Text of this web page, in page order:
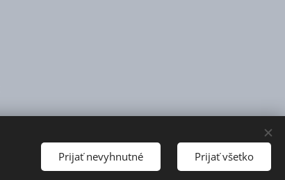
Prijať nevyhnutné Prijať všetko